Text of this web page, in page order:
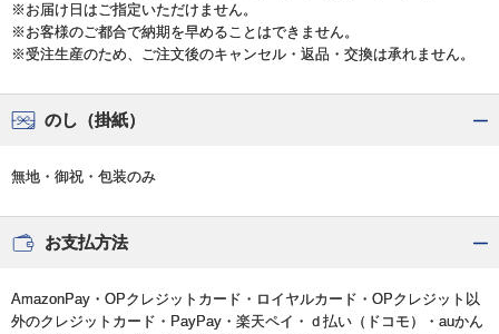
※お届け日はご指定いただけません。
※お客様のご都合で納期を早めることはできません。
※受注生産のため、ご注文後のキャンセル・返品・交換は承れません。
のし（掛紙）
無地・御祝・包装のみ
お支払方法
AmazonPay・OPクレジットカード・ロイヤルカード・OPクレジット以
外のクレジットカード・PayPay・楽天ペイ・ｄ払い（ドコモ）・auかん